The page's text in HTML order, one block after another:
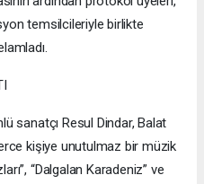
temsilcileriyle birlikte
sanatçı Resul Dindar, Balat
kişiye unutulmaz bir müzik
“Dalgalan Karadeniz” ve